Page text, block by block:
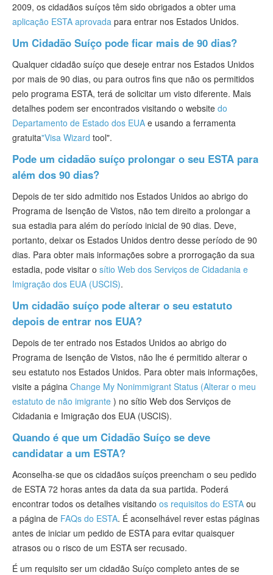
2009, os cidadãos suíços têm sido obrigados a obter uma
aplicação ESTA aprovada para entrar nos Estados Unidos.
Um Cidadão Suíço pode ficar mais de 90 dias?
Qualquer cidadão suíço que deseje entrar nos Estados Unidos
por mais de 90 dias, ou para outros fins que não os permitidos
pelo programa ESTA, terá de solicitar um visto diferente. Mais
detalhes podem ser encontrados visitando o website do
Departamento de Estado dos EUA e usando a ferramenta
gratuita"Visa Wizard tool".
Pode um cidadão suíço prolongar o seu ESTA para
além dos 90 dias?
Depois de ter sido admitido nos Estados Unidos ao abrigo do
Programa de Isenção de Vistos, não tem direito a prolongar a
sua estadia para além do período inicial de 90 dias. Deve,
portanto, deixar os Estados Unidos dentro desse período de 90
dias. Para obter mais informações sobre a prorrogação da sua
estadia, pode visitar o sítio Web dos Serviços de Cidadania e
Imigração dos EUA (USCIS).
Um cidadão suíço pode alterar o seu estatuto
depois de entrar nos EUA?
Depois de ter entrado nos Estados Unidos ao abrigo do
Programa de Isenção de Vistos, não lhe é permitido alterar o
seu estatuto nos Estados Unidos. Para obter mais informações,
visite a página Change My Nonimmigrant Status (Alterar o meu
estatuto de não imigrante ) no sítio Web dos Serviços de
Cidadania e Imigração dos EUA (USCIS).
Quando é que um Cidadão Suíço se deve
candidatar a um ESTA?
Aconselha-se que os cidadãos suíços preencham o seu pedido
de ESTA 72 horas antes da data da sua partida. Poderá
encontrar todos os detalhes visitando os requisitos do ESTA ou
a página de FAQs do ESTA. É aconselhável rever estas páginas
antes de iniciar um pedido de ESTA para evitar quaisquer
atrasos ou o risco de um ESTA ser recusado.
É um requisito ser um cidadão Suíço completo antes de se